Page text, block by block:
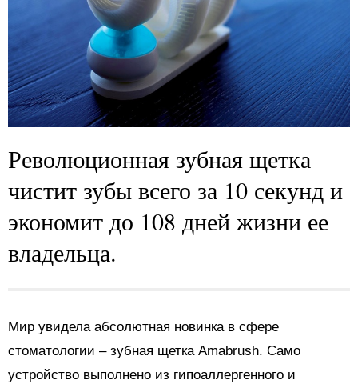
Революционная зубная щетка
чистит зубы всего за 10 секунд и
экономит до 108 дней жизни ее
владельца.
Мир увидела абсолютная новинка в сфере
стоматологии – зубная щетка Amabrush. Само
устройство выполнено из гипоаллергенного и